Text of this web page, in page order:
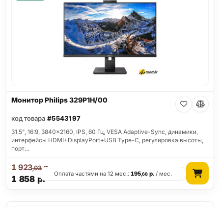
Монитор Philips 329P1H/00
код товара #5543197
31.5", 16:9, 3840x2160, IPS, 60 Гц, VESA Adaptive-Sync, динамики,
интерфейсы HDMI+DisplayPort+USB Type-C, регулировка высоты,
порт…
1 858 р.
1 923,03р.
Оплата частями на 12 мес.:195,68 р. / мес.